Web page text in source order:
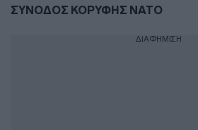
ΣΥΝΟΔΟΣ ΚΟΡΥΦΗΣ ΝΑΤΟ
ΔΙΑΦΗΜΙΣΗ